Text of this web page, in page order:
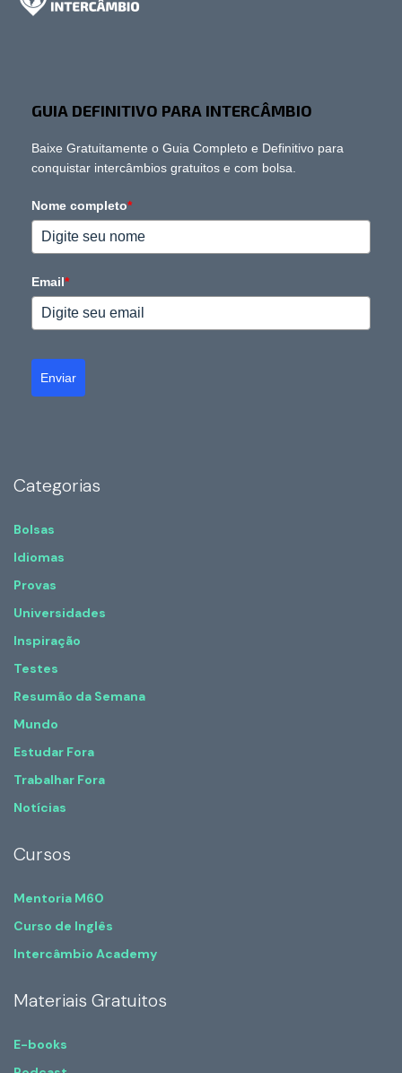
GUIA DEFINITIVO PARA INTERCÂMBIO
Baixe Gratuitamente o Guia Completo e Definitivo para
conquistar intercâmbios gratuitos e com bolsa.
Nome completo*
Email*
Enviar
Categorias
Bolsas
Idiomas
Provas
Universidades
Inspiração
Testes
Resumão da Semana
Mundo
Estudar Fora
Trabalhar Fora
Notícias
Cursos
Mentoria M60
Curso de Inglês
Intercâmbio Academy
Materiais Gratuitos
E-books